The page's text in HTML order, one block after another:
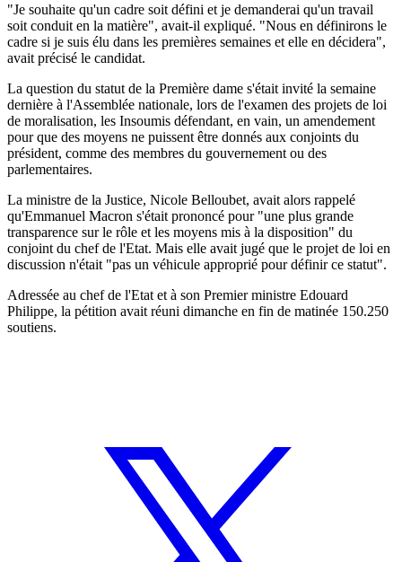
"Je souhaite qu'un cadre soit défini et je demanderai qu'un travail
soit conduit en la matière", avait-il expliqué. "Nous en définirons le
cadre si je suis élu dans les premières semaines et elle en décidera",
avait précisé le candidat.
La question du statut de la Première dame s'était invité la semaine
dernière à l'Assemblée nationale, lors de l'examen des projets de loi
de moralisation, les Insoumis défendant, en vain, un amendement
pour que des moyens ne puissent être donnés aux conjoints du
président, comme des membres du gouvernement ou des
parlementaires.
La ministre de la Justice, Nicole Belloubet, avait alors rappelé
qu'Emmanuel Macron s'était prononcé pour "une plus grande
transparence sur le rôle et les moyens mis à la disposition" du
conjoint du chef de l'Etat. Mais elle avait jugé que le projet de loi en
discussion n'était "pas un véhicule approprié pour définir ce statut".
Adressée au chef de l'Etat et à son Premier ministre Edouard
Philippe, la pétition avait réuni dimanche en fin de matinée 150.250
soutiens.